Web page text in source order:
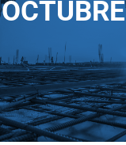
OCTUBRE